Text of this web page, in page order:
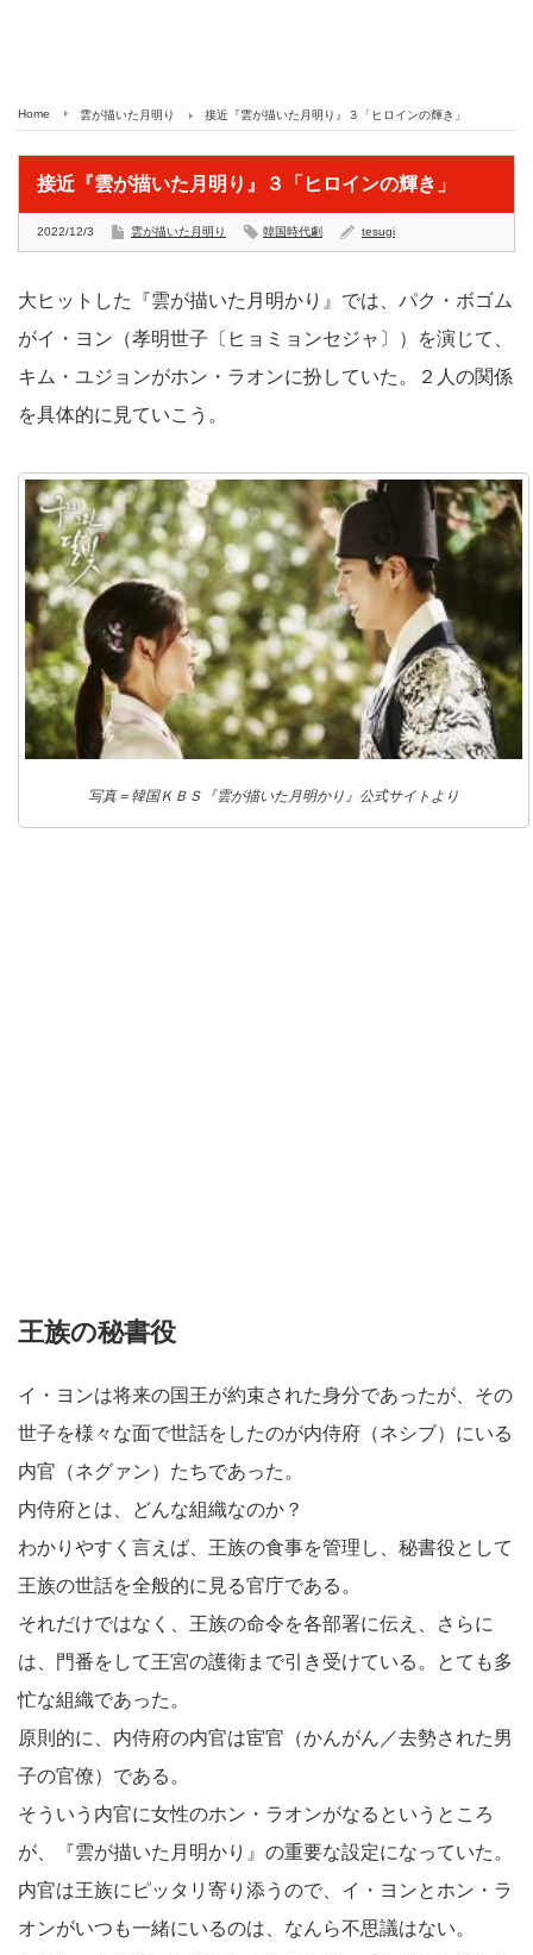
Home 雲が描いた月明り 接近『雲が描いた月明り』３「ヒロインの輝き」
接近『雲が描いた月明り』３「ヒロインの輝き」
2022/12/3 雲が描いた月明り 韓国時代劇 tesugi
大ヒットした『雲が描いた月明かり』では、パク・ボゴム
がイ・ヨン（孝明世子〔ヒョミョンセジャ〕）を演じて、
キム・ユジョンがホン・ラオンに扮していた。２人の関係
を具体的に見ていこう。
写真＝韓国ＫＢＳ『雲が描いた月明かり』公式サイトより
王族の秘書役
イ・ヨンは将来の国王が約束された身分であったが、その
世子を様々な面で世話をしたのが内侍府（ネシブ）にいる
内官（ネグァン）たちであった。
内侍府とは、どんな組織なのか？
わかりやすく言えば、王族の食事を管理し、秘書役として
王族の世話を全般的に見る官庁である。
それだけではなく、王族の命令を各部署に伝え、さらに
は、門番をして王宮の護衛まで引き受けている。とても多
忙な組織であった。
原則的に、内侍府の内官は宦官（かんがん／去勢された男
子の官僚）である。
そういう内官に女性のホン・ラオンがなるというところ
が、『雲が描いた月明かり』の重要な設定になっていた。
内官は王族にピッタリ寄り添うので、イ・ヨンとホン・ラ
オンがいつも一緒にいるのは、なんら不思議はない。